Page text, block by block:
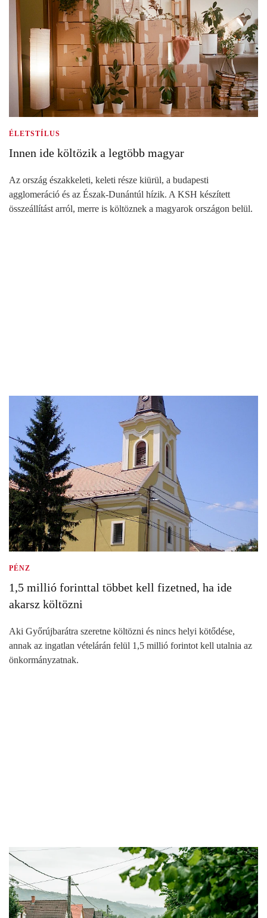
ÉLETSTÍLUS
Innen ide költözik a legtöbb magyar
Az ország északkeleti, keleti része kiürül, a budapesti
agglomeráció és az Észak-Dunántúl hízik. A KSH készített
összeállítást arról, merre is költöznek a magyarok országon belül.
PÉNZ
1,5 millió forinttal többet kell fizetned, ha ide
akarsz költözni
Aki Győrújbarátra szeretne költözni és nincs helyi kötődése,
annak az ingatlan vételárán felül 1,5 millió forintot kell utalnia az
önkormányzatnak.